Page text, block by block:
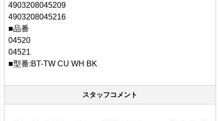
4903208045209
4903208045216
■品番
04520
04521
■型番:BT-TW CU WH BK
スタッフコメント